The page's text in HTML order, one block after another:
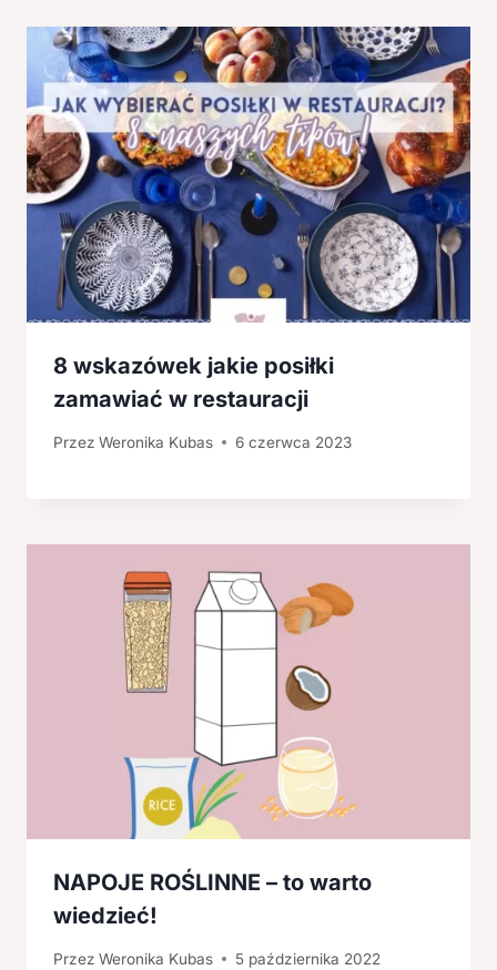
8 wskazówek jakie posiłki
zamawiać w restauracji
Przez Weronika Kubas 6 czerwca 2023
NAPOJE ROŚLINNE – to warto
wiedzieć!
Przez Weronika Kubas 5 października 2022